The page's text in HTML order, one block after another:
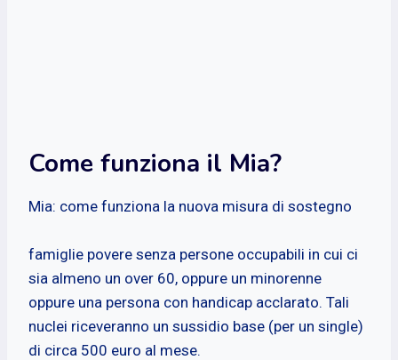
Come funziona il Mia?
Mia: come funziona la nuova misura di sostegno
famiglie povere senza persone occupabili in cui ci
sia almeno un over 60, oppure un minorenne
oppure una persona con handicap acclarato. Tali
nuclei riceveranno un sussidio base (per un single)
di circa 500 euro al mese.